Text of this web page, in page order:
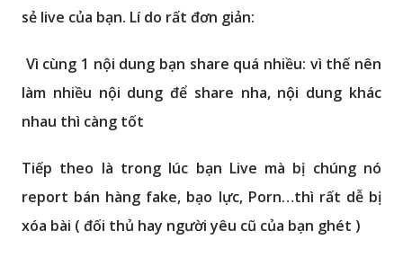
sẻ live của bạn. Lí do rất đơn giản:
Vì cùng 1 nội dung bạn share quá nhiều: vì thế nên
làm nhiều nội dung để share nha, nội dung khác
nhau thì càng tốt
Tiếp theo là trong lúc bạn Live mà bị chúng nó
report bán hàng fake, bạo lực, Porn…thì rất dễ bị
xóa bài ( đối thủ hay người yêu cũ của bạn ghét )